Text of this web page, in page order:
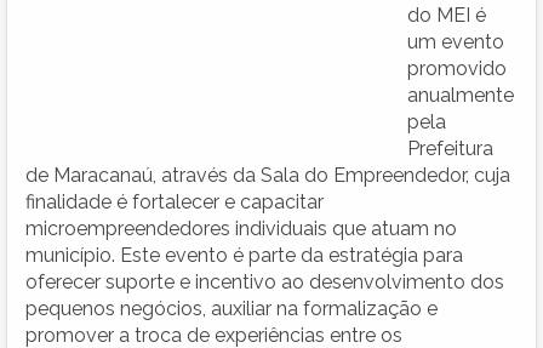
do MEI é
um evento
promovido
anualmente
pela
Prefeitura
de Maracanaú, através da Sala do Empreendedor, cuja
finalidade é fortalecer e capacitar
microempreendedores individuais que atuam no
município. Este evento é parte da estratégia para
oferecer suporte e incentivo ao desenvolvimento dos
pequenos negócios, auxiliar na formalização e
promover a troca de experiências entre os